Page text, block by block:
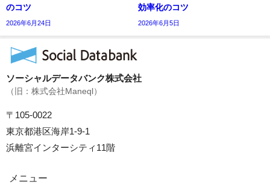
のコツ
2026年6月24日
効率化のコツ
2026年6月5日
ソーシャルデータバンク株式会社
（旧：株式会社Maneql）
〒105-0022
東京都港区海岸1-9-1
浜離宮インターシティ11階
メニュー